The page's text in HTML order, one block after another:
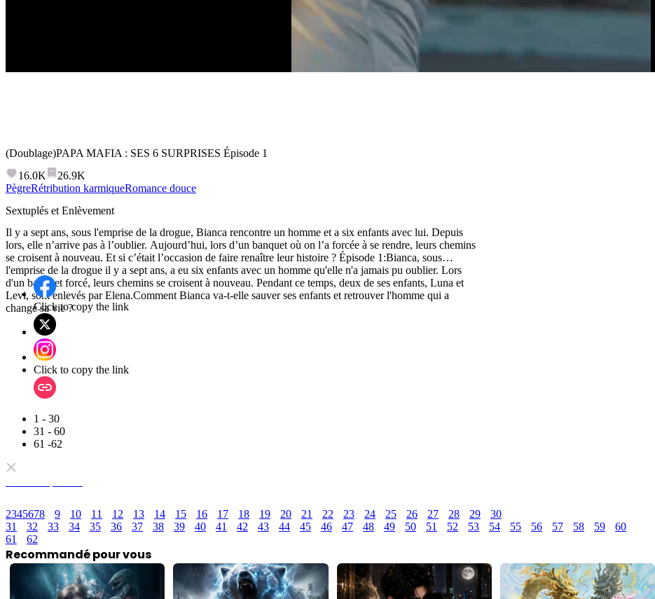
(Doublage)PAPA MAFIA : SES 6 SURPRISES Épisode 1
16.0K
26.9K
PègreRétribution karmiqueRomance douce
Sextuplés et Enlèvement
Il y a sept ans, sous l'emprise de la drogue, Bianca rencontre un homme et a six enfants avec lui. Depuis
lors, elle n’arrive pas à l’oublier. Aujourd’hui, lors d’un banquet où on l’a forcée à se rendre, leurs chemins
se croisent à nouveau. Et si c’était l’occasion de faire renaître leur histoire ? Épisode 1:Bianca, sous
l'emprise de la drogue il y a sept ans, a eu six enfants avec un homme qu'elle n'a jamais pu oublier. Lors
d'un banquet forcé, leurs chemins se croisent à nouveau. Pendant ce temps, deux de ses enfants, Luna et
Levi, sont enlevés par Elena.Comment Bianca va-t-elle sauver ses enfants et retrouver l'homme qui a
changé sa vie ?
Click to copy the link
Click to copy the link
1 - 30
31 - 60
61 -62
2345678 9 10 11 12 13 14 15 16 17 18 19 20 21 22 23 24 25 26 27 28 29
30
31
32 33 34 35 36 37 38 39 40 41 42 43 44 45 46 47 48 49 50 51 52 53 54 55 56 57 58 59
60
61
62
Recommandé pour vous